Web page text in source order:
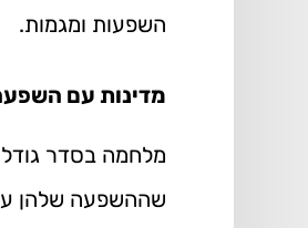
השפעות ומגמות.
מדינות עם
מלחמה בסדר
שההשפעה שלהן על